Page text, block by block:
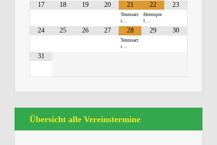
17 18 19 20 21
Tennisact
i…
22
Heimspie
l …
23
24 25 26 27 28
Tennisact
i…
29 30
31
Übersicht alle Vereinstermine